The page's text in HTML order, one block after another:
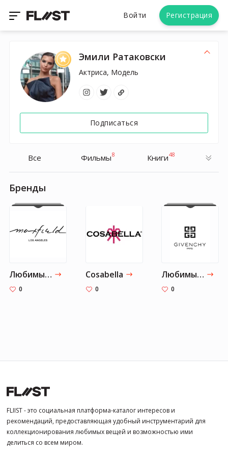
Войти Регистрация
Эмили Ратаковски
Актриса, Модель
Подписаться
Все Фильмы8 Книги48
Бренды
Любимые бренды Эмили
0
Сosabella
0
Любимые бренды
0
FLIIST - это социальная платформа-каталог интересов и
рекомендаций, предоставляющая удобный инструментарий для
коллекционирования любимых вещей и возможностью ими
делиться со всем миром.